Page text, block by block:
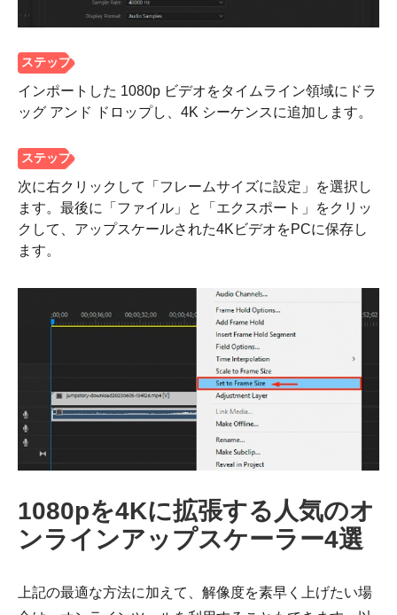
ステップ
インポートした 1080p ビデオをタイムライン領域にドラ
ッグ アンド ドロップし、4K シーケンスに追加します。
次に右クリックして「フレームサイズに設定」を選択し
ます。最後に「ファイル」と「エクスポート」をクリッ
クして、アップスケールされた4KビデオをPCに保存し
ます。
1080pを4Kに拡張する人気のオ
ンラインアップスケーラー4選
上記の最適な方法に加えて、解像度を素早く上げたい場